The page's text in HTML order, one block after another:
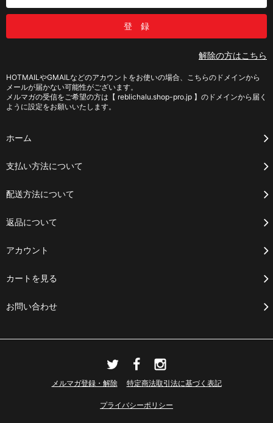
解除の方はこちら
HOTMAILやGMAILなどのアカウントをお使いの場合、こちらのドメインから
メールが届かない可能性がございます。
メルマガの受信をご希望の方は【 reblichalu.shop-pro.jp 】のドメインから届く
ように設定をお願いいたします。
ホーム
支払い方法について
配送方法について
返品について
アカウント
カートを見る
お問い合わせ
メルマガ登録・解除 特定商法取引法に基づく表記
プライバシーポリシー